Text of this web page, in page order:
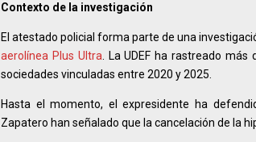
Contexto de la investigación
El atestado policial forma parte de una
aerolínea Plus Ultra. La UDEF ha rastreado
sociedades vinculadas entre 2020 y 2025.
Hasta el momento, el expresidente ha
Zapatero han señalado que la cancelación de la